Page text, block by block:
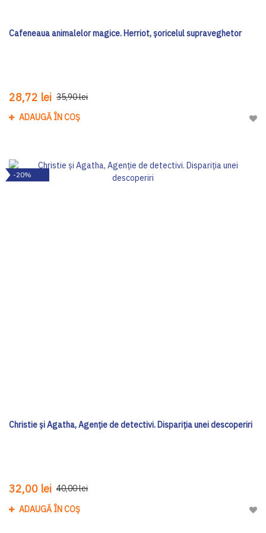
Cafeneaua animalelor magice. Herriot, șoricelul supraveghetor
28,72 lei 35,90 lei
ADAUGĂ ÎN COȘ
-20%
Christie și Agatha, Agenție de detectivi. Dispariția unei descoperiri
32,00 lei 40,00 lei
ADAUGĂ ÎN COȘ